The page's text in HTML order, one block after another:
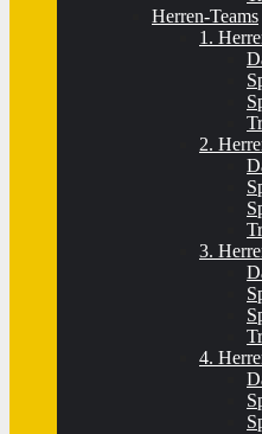
Herren-Teams
1.
2.
3.
4.